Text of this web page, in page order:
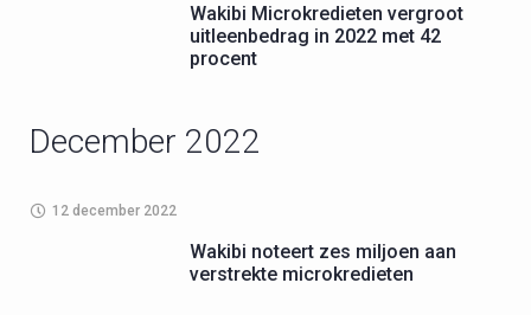
Wakibi Microkredieten vergroot
uitleenbedrag in 2022 met 42
procent
December 2022
12 december 2022
Wakibi noteert zes miljoen aan
verstrekte microkredieten